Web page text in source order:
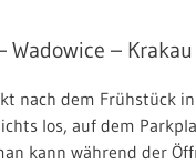
–
nach dem Frühstück
los, auf dem
kann während der